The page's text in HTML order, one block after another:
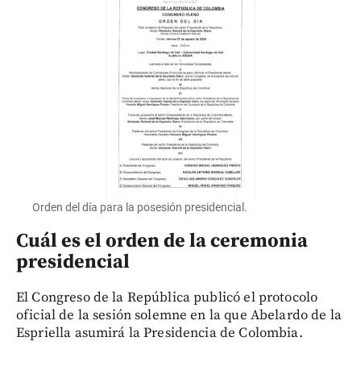
Orden del día para la posesión presidencial.
Cuál es el orden de la ceremonia
presidencial
El Congreso de la República publicó el protocolo
oficial de la sesión solemne en la que Abelardo de la
Espriella asumirá la Presidencia de Colombia.